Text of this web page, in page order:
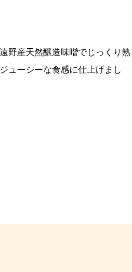
野産天然醸造味噌でじっくり熟
ューシーな食感に仕上げまし